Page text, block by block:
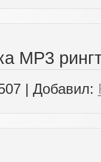
MP3
| Добавил: